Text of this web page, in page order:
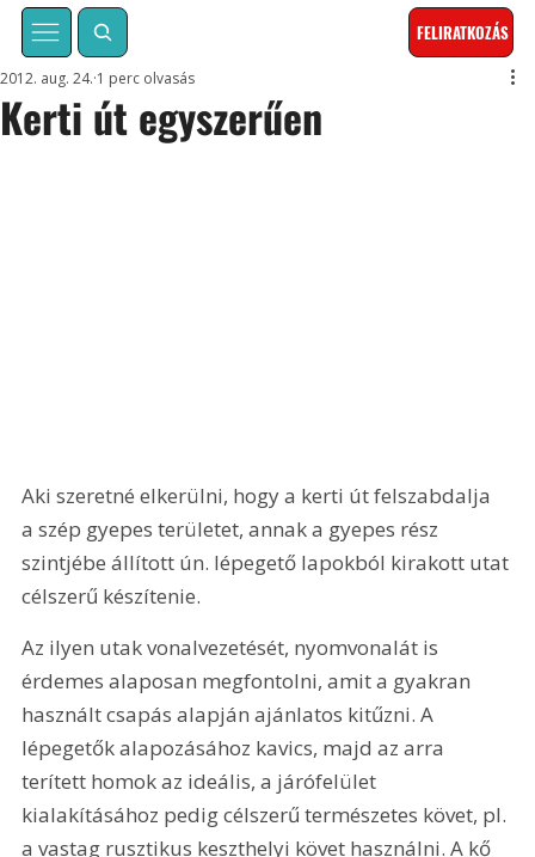
FELIRATKOZÁS
Kerti út egyszerűen
2012. aug. 24. 1 perc olvasás
Aki szeretné elkerülni, hogy a kerti út felszabdalja
a szép gyepes területet, annak a gyepes rész
szintjébe állított ún. lépegető lapokból kirakott utat
célszerű készítenie.
Az ilyen utak vonalvezetését, nyomvonalát is
érdemes alaposan megfontolni, amit a gyakran
használt csapás alapján ajánlatos kitűzni. A
lépegetők alapozásához kavics, majd az arra
terített homok az ideális, a járófelület
kialakításához pedig célszerű természetes követ, pl.
a vastag rusztikus keszthelyi követ használni. A kő